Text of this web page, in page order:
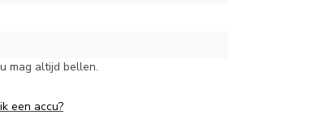
mag altijd bellen.
een accu?